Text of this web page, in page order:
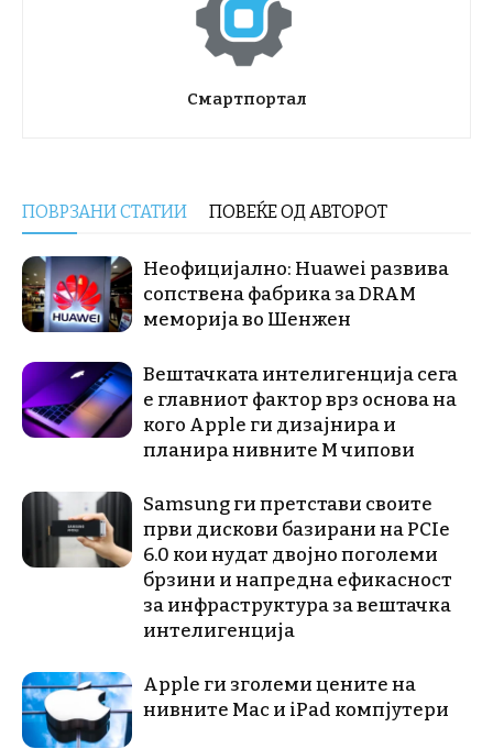
Смартпортал
ПОВРЗАНИ СТАТИИ ПОВЕЌЕ ОД АВТОРОТ
Неофицијално: Huawei развива
сопствена фабрика за DRAM
меморија во Шенжен
Вештачката интелигенција сега
е главниот фактор врз основа на
кого Apple ги дизајнира и
планира нивните М чипови
Samsung ги претстави своите
први дискови базирани на PCIe
6.0 кои нудат двојно поголеми
брзини и напредна ефикасност
за инфраструктура за вештачка
интелигенција
Apple ги зголеми цените на
нивните Mac и iPad компјутери